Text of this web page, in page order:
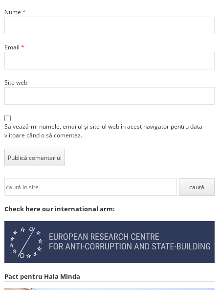
Nume *
Email *
Site web
Salvează-mi numele, emailul și site-ul web în acest navigator pentru data
viitoare când o să comentez.
Check here our international arm:
Pact pentru Hala Minda